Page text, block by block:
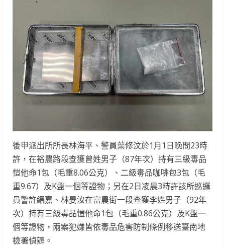
後甲派出所所長林海平、警員葉修汶於1月1日晚間23時
許，在裕農路段查獲曾姓男子（87年次）持有三級毒品
愷他命1包（毛重8.06公克）、二級毒品咖啡包3包（毛
重9.67）及K盤一個等證物；另在2日凌晨3時許該所巡邏
員警許縉嘉、林晏汝在富農街一段查獲李姓男子（92年
次）持有三級毒品愷他命1包（毛重0.86公克）及K盤一
個等證物，兩案犯嫌皆依毒品危害防制條例移送臺南地
檢署偵辧。